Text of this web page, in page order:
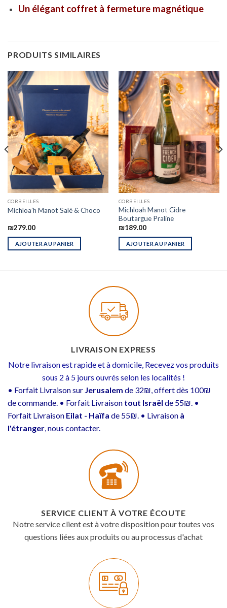
Un élégant coffret à fermeture magnétique
PRODUITS SIMILAIRES
CORBEILLES
Michloa’h Manot Salé & Choco
₪279.00
AJOUTER AU PANIER
CORBEILLES
Michloah Manot Cidre
Boutargue Praline
₪189.00
AJOUTER AU PANIER
LIVRAISON EXPRESS
Notre livraison est rapide et à domicile, Recevez vos produits
sous 2 à 5 jours ouvrés selon les localités !
• Forfait Livraison sur Jerusalem de 32₪, offert dès 100₪
de commande. • Forfait Livraison tout Israël de 55₪. •
Forfait Livraison Eilat - Haïfa de 55₪. • Livraison à
l'étranger, nous contacter.
SERVICE CLIENT À VOTRE ÉCOUTE
Notre service client est à votre disposition pour toutes vos
questions liées aux produits ou au processus d'achat